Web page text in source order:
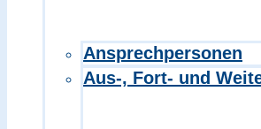
Ansprechpersonen
Aus-, Fort- und